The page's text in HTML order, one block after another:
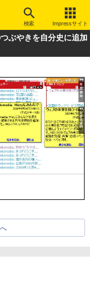
検索 Impressサイト
ぶやきを自分史に追加